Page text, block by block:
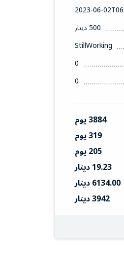
2023-06-
500 دينار
StillWorking
0
0
3884 يوم
319 يوم
205 يوم
19.23 دينار
6134.00 دينار
3942 دينار